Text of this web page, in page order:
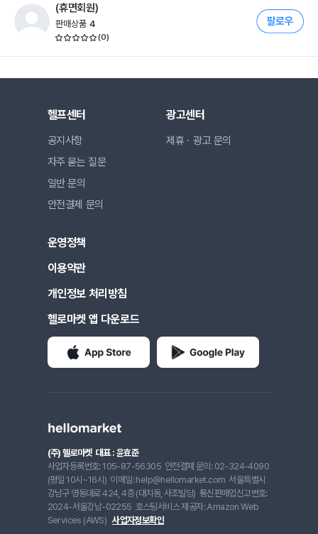
(휴면회원)
판매상품 4
(0)
헬프센터
공지사항
자주 묻는 질문
일반 문의
안전결제 문의
광고센터
제휴ㆍ광고 문의
운영정책
이용약관
개인정보 처리방침
헬로마켓 앱 다운로드
(주) 헬로마켓 대표 : 윤효준
사업자등록번호: 105-87-56305 안전결제 문의: 02-324-4090
(평일 10시~16시) 이메일: help@hellomarket.com 서울특별시
강남구 영동대로 424, 4층 (대치동, 사조빌딩) 통신판매업신고번호:
2024-서울강남-02255 호스팅서비스 제공자: Amazon Web
Services (AWS) 사업자정보확인